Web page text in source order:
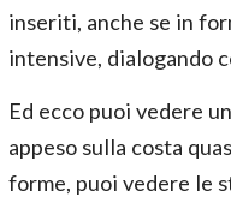
inseriti, anche se in
intensive, dialogando
Ed ecco puoi vedere
appeso sulla costa
forme, puoi vedere le